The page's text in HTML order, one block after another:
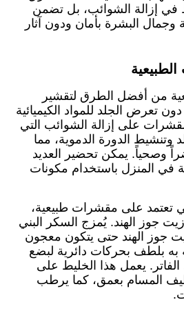
في إزالة الشوائب، بل تضمن
البشرة بأمان ودون آثار
من أفضل الطرق لتقشير
تعرض الجلد للمواد الكيميائية
على إزالة الشوائب التي
الدورة الدموية، مما
وصحياً. يمكن تحضير العديد
في المنزل باستخدام مكونات
تعتمد على مقشرات طبيعية،
جوز الهند. يُمزج السكر البني
جوز الهند حتى يتكون معجون
به بلطف بحركات دائرية لبضع
الفاتر. يعمل هذا الخليط على
المسام بعمق، كما يرطب